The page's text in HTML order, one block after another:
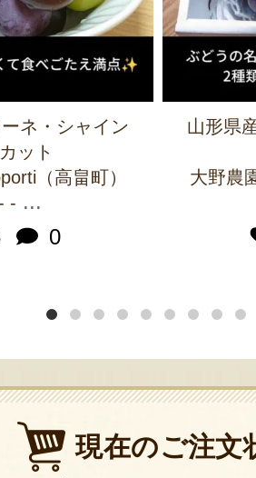
ネ・シャイン
ット
（高畠町）
- ...
0
山形県
大野農
現在のご注文